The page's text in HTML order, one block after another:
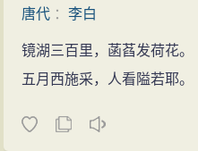
唐代 ：李白
镜湖三百里，菡萏发荷花。
五月西施采，人看隘若耶。